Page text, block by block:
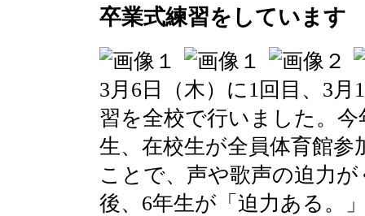
卒業式練習をしています
3月6日（木）に1回目、3
習を全校で行いました。
生、在校生が全員体育館
ことで、声や歌声の迫力
後、6年生が「迫力ある。